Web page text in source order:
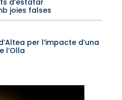
d’estafar
joies falses
per l’impacte d’una
l’Olla